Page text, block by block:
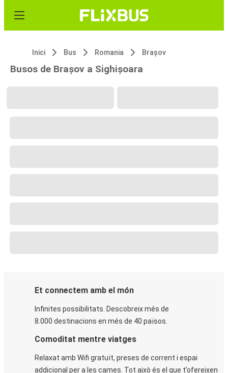
Inici Bus Romania Brașov
Busos de Brașov a Sighișoara
Et connectem amb el món
Infinites possibilitats. Descobreix més de
8.000 destinacions en més de 40 països.
Comoditat mentre viatges
Relaxat amb Wifi gratuït, preses de corrent i espai
addicional per a les cames. Tot això és el que t’ofereixen